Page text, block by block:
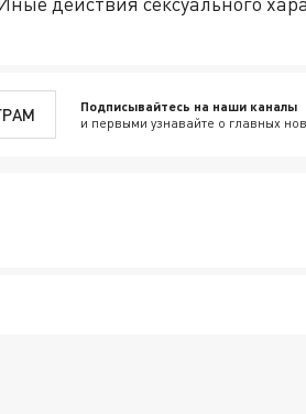
Подписывайтесь на наши каналы
и первыми узнавайте о главных